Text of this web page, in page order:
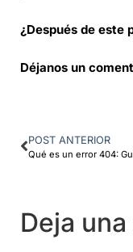
¿Después de este
Déjanos un
POST ANTERIOR
Deja